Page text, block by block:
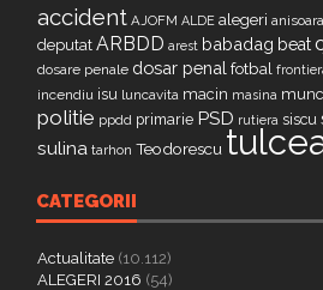
accident AJOFM ALDE alegeri
deputat ARBDD arest babadag beat
dosare penale dosar penal fotbal
incendiu isu luncavita macin masina
politie ppdd primarie PSD rutiera siscu
sulina tarhon Teodorescu
CATEGORII
Actualitate (10.112)
ALEGERI 2016 (54)